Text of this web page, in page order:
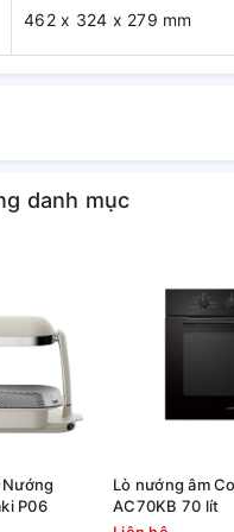
năng chi tiết
VH-
chống gỉ: Lò nướng
Inox bền đẹp phù hợp
:Lò nướng Sanaky VH-
462 x 324 x 279 mm
danh mục
Nướng
P06
Lò nướng âm
AC70KB 70 lít